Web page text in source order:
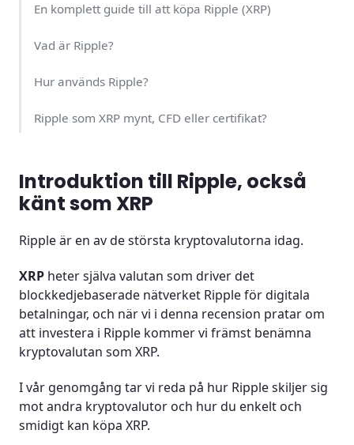
En komplett guide till att köpa Ripple (XRP)
Vad är Ripple?
Hur används Ripple?
Ripple som XRP mynt, CFD eller certifikat?
Vad är en Ripple wallet?
Hur betalar man för XRP?
Hur fungerar en Ripple adress?
Måste man skatta på vinster från XRP?
Introduktion till Ripple, också
känt som XRP
Ripple är en av de största kryptovalutorna idag.
XRP heter själva valutan som driver det
blockkedjebaserade nätverket Ripple för digitala
betalningar, och när vi i denna recension pratar om
att investera i Ripple kommer vi främst benämna
kryptovalutan som XRP.
I vår genomgång tar vi reda på hur Ripple skiljer sig
mot andra kryptovalutor och hur du enkelt och
smidigt kan köpa XRP.